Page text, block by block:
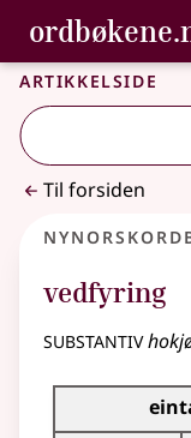
Gå til
Bokmålsordboka og
Artikkelside
Til forsiden
vedfyring
substantiv